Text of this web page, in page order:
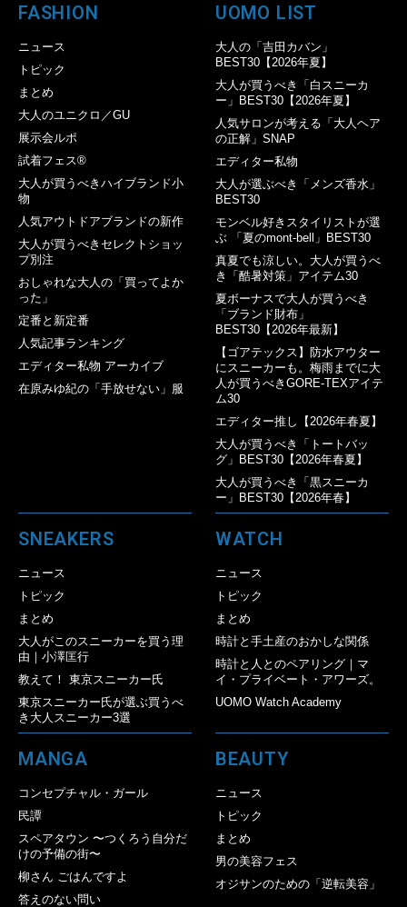
FASHION
ニュース
トピック
まとめ
大人のユニクロ／GU
展示会ルポ
試着フェス®︎
大人が買うべきハイブランド小
物
人気アウトドアブランドの新作
大人が買うべきセレクトショッ
プ別注
おしゃれな大人の「買ってよか
った」
定番と新定番
人気記事ランキング
エディター私物 アーカイブ
在原みゆ紀の「手放せない」服
UOMO LIST
大人の「吉田カバン」
BEST30【2026年夏】
大人が買うべき「白スニーカ
ー」BEST30【2026年夏】
人気サロンが考える「大人ヘア
の正解」SNAP
エディター私物
大人が選ぶべき「メンズ香水」
BEST30
モンベル好きスタイリストが選
ぶ 「夏のmont-bell」BEST30
真夏でも涼しい。大人が買うべ
き「酷暑対策」アイテム30
夏ボーナスで大人が買うべき
「ブランド財布」
BEST30【2026年最新】
【ゴアテックス】防水アウター
にスニーカーも。梅雨までに大
人が買うべきGORE-TEXアイテ
ム30
エディター推し【2026年春夏】
大人が買うべき「トートバッ
グ」BEST30【2026年春夏】
大人が買うべき「黒スニーカ
ー」BEST30【2026年春】
SNEAKERS
ニュース
トピック
まとめ
大人がこのスニーカーを買う理
由｜小澤匡行
教えて！ 東京スニーカー氏
東京スニーカー氏が選ぶ買うべ
き大人スニーカー3選
WATCH
ニュース
トピック
まとめ
時計と手土産のおかしな関係
時計と人とのペアリング｜マ
イ・プライベート・アワーズ。
UOMO Watch Academy
MANGA
コンセプチャル・ガール
民譚
スペアタウン 〜つくろう自分だ
けの予備の街〜
柳さん ごはんですよ
答えのない問い
BEAUTY
ニュース
トピック
まとめ
男の美容フェス
オジサンのための「逆転美容」